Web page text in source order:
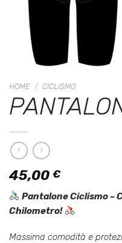
HOME / CICLISMO
45,00 €
Pantalone Ciclismo –
Chilometro!
Massima comodità e